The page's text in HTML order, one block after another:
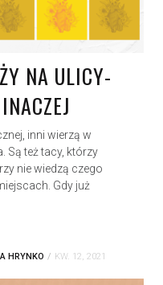
NA ULICY-
inni wierzą w
Są też tacy, którzy
nie wiedzą czego
Gdy już
HRYNKO KW. 12, 2021